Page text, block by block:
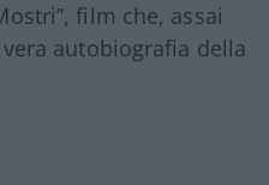
film che, assai
autobiografia della